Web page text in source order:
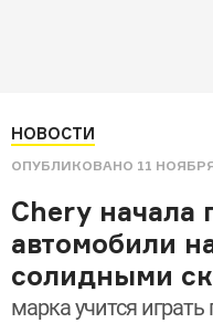
НОВОСТИ
ОПУБЛИКОВАНО 11
Chery начала
автомобили
солидными
марка учится